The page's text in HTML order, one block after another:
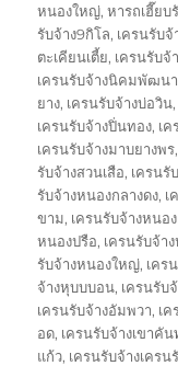
หนองใหญ่,หารถเฮี๊ยบ
รับจ้าง9กิโล, เครนรับจ้
ตะเคียนเตี้ย, เครนรับจ้
เครนรับจ้างนิคมพัฒนา
ยาง, เครนรับจ้างบ่อวิน,
เครนรับจ้างปิ่นทอง, เ
เครนรับจ้างมาบยางพร,
รับจ้างสวนเสือ, เครนรั
รับจ้างหนองกลางดง, เ
ขาม, เครนรับจ้างหนอ
หนองปรือ, เครนรับจ้า
รับจ้างหนองใหญ่, เคร
จ้างหุบบบอน, เครนรับ
เครนรับจ้างอัมพวา, เ
อด, เครนรับจ้างเขาคัน
แก้ว, เครนรับจ้างเคร